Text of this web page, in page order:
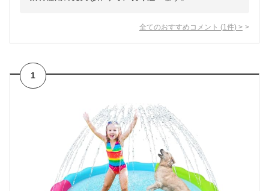
全てのおすすめコメント (1 件) >
1